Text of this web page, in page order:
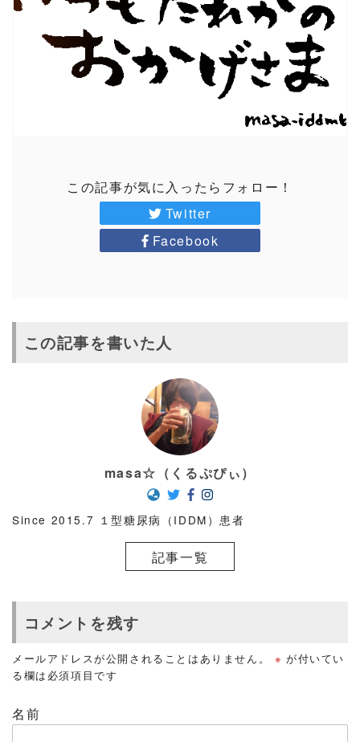
この記事が気に入ったらフォロー！
Twitter
Facebook
この記事を書いた人
masa☆（くるぷぴぃ）
Since 2015.7 １型糖尿病（IDDM）患者
記事一覧
コメントを残す
メールアドレスが公開されることはありません。 ※ が付いてい
る欄は必須項目です
名前